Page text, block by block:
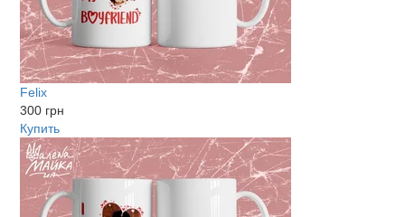
Felix
300 грн
Купить